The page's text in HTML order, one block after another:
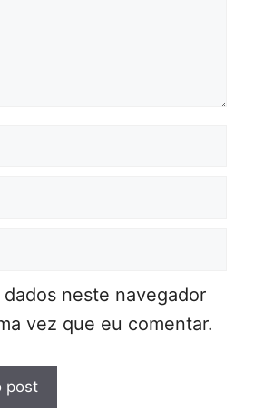
dados neste navegador
vez que eu comentar.